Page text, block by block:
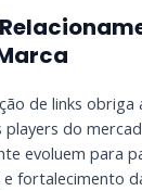
de links obriga
do
evoluem para
fortalecimento